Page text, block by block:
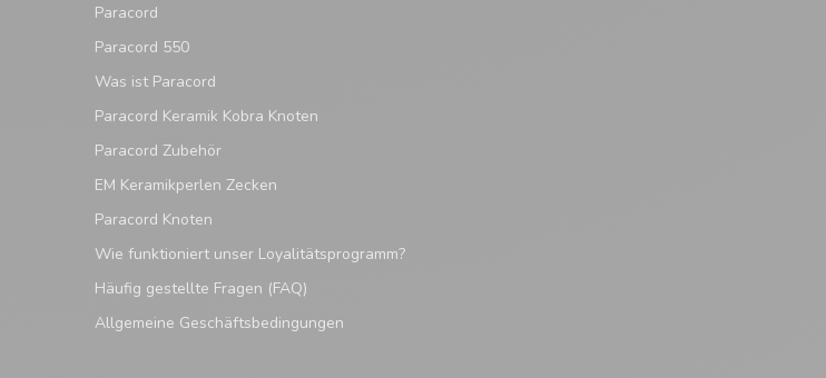
Paracord
Paracord 550
Was ist Paracord
Paracord Keramik Kobra Knoten
Paracord Zubehör
EM Keramikperlen Zecken
Paracord Knoten
Wie funktioniert unser Loyalitätsprogramm?
Häufig gestellte Fragen (FAQ)
Allgemeine Geschäftsbedingungen